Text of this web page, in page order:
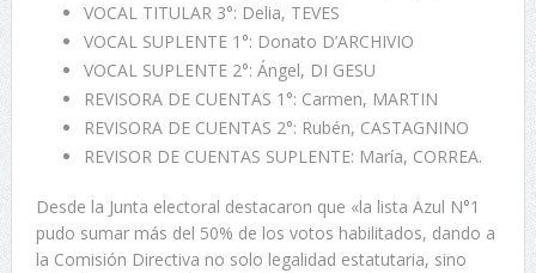
VOCAL TITULAR 3°: Delia, TEVES
VOCAL SUPLENTE 1°: Donato D’ARCHIVIO
VOCAL SUPLENTE 2°: Ángel, DI GESU
REVISORA DE CUENTAS 1°: Carmen, MARTIN
REVISORA DE CUENTAS 2°: Rubén, CASTAGNINO
REVISOR DE CUENTAS SUPLENTE: María, CORREA.
Desde la Junta electoral destacaron que «la lista Azul N°1
pudo sumar más del 50% de los votos habilitados, dando a
la Comisión Directiva no solo legalidad estatutaria, sino